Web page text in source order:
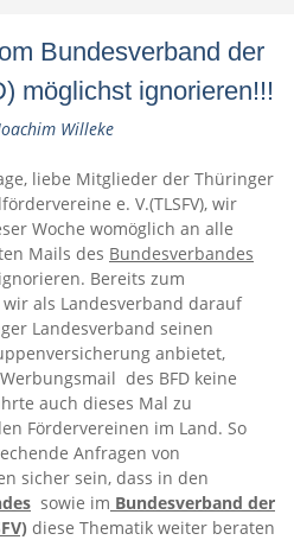
Bundesverband der
möglichst ignorieren!!!
Willeke
liebe Mitglieder der Thüringer
e. V.(TLSFV), wir
Woche womöglich an alle
Mails des Bundesverbandes
Bereits zum
als Landesverband darauf
Landesverband seinen
anbietet,
des BFD keine
auch dieses Mal zu
Fördervereinen im Land. So
Anfragen von
sicher sein, dass in den
sowie im Bundesverband der
diese Thematik weiter beraten